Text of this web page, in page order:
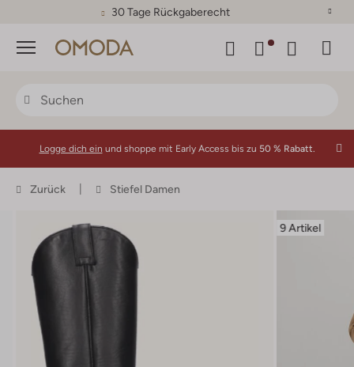
30 Tage Rückgaberecht
Menü
Logge dich ein und shoppe mit Early Access bis zu 50 % Rabatt.
Zurück Stiefel Damen
9 Artikel